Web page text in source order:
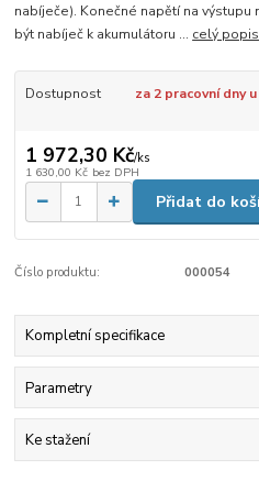
nabíječe). Konečné napětí na
být nabíječ k akumulátoru ... celý popis
Dostupnost za 2 pracovní dny u
1 972,30 Kč/ks
1 630,00 Kč bez DPH
Přidat do
Číslo produktu: 000054
Kompletní specifikace
Parametry
Ke stažení